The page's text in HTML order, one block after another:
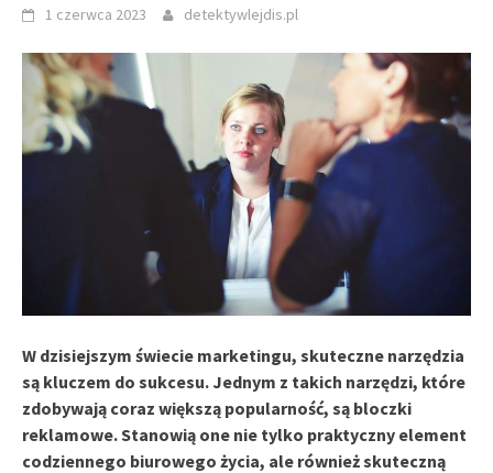
1 czerwca 2023 detektywlejdis.pl
W dzisiejszym świecie marketingu, skuteczne narzędzia
są kluczem do sukcesu. Jednym z takich narzędzi, które
zdobywają coraz większą popularność, są bloczki
reklamowe. Stanowią one nie tylko praktyczny element
codziennego biurowego życia, ale również skuteczną